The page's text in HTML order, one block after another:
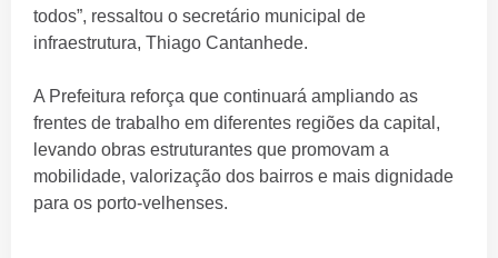
todos”, ressaltou o secretário municipal de
infraestrutura, Thiago Cantanhede.
A Prefeitura reforça que continuará ampliando as
frentes de trabalho em diferentes regiões da capital,
levando obras estruturantes que promovam a
mobilidade, valorização dos bairros e mais dignidade
para os porto-velhenses.